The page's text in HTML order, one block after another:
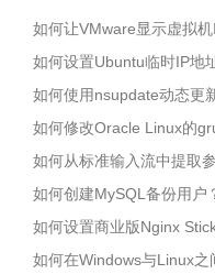
如何让VMware显示虚拟
如何设置Ubuntu临时IP地
如何使用nsupdate动态更
如何修改Oracle Linux的
如何从标准输入流中提取
如何创建MySQL备份用户
如何设置商业版Nginx
如何在Windows与Linux之